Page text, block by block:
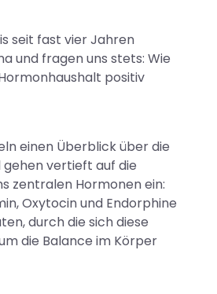
seit fast vier Jahren
und fragen uns stets: Wie
positiv
einen Überblick über die
vertieft auf die
zentralen Hormonen ein:
Oxytocin und Endorphine
durch die sich diese
die Balance im Körper